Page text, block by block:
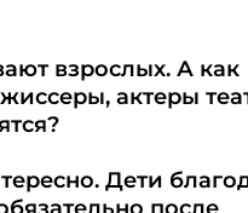
взрослых. А как
актеры
Дети